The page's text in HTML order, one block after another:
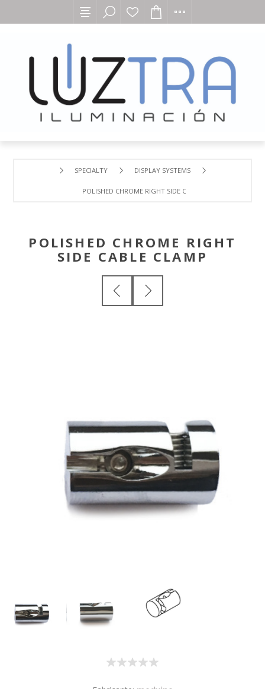
SPECIALTY DISPLAY SYSTEMS
POLISHED CHROME RIGHT SIDE CABLE CLAMP
POLISHED CHROME RIGHT
SIDE CABLE CLAMP